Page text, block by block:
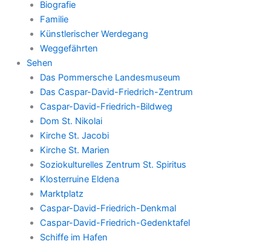
Biografie
Familie
Künstlerischer Werdegang
Weggefährten
Sehen
Das Pommersche Landesmuseum
Das Caspar-David-Friedrich-Zentrum
Caspar-David-Friedrich-Bildweg
Dom St. Nikolai
Kirche St. Jacobi
Kirche St. Marien
Soziokulturelles Zentrum St. Spiritus
Klosterruine Eldena
Marktplatz
Caspar-David-Friedrich-Denkmal
Caspar-David-Friedrich-Gedenktafel
Schiffe im Hafen